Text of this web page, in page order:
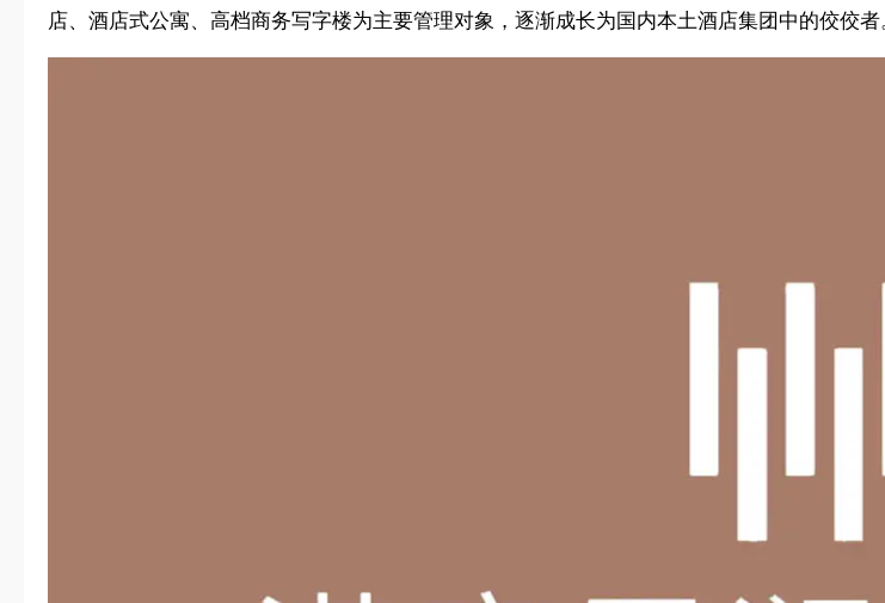
店、酒店式公寓、高档商务写字楼为主要管理对象，逐渐成长为国内本土酒店集团中的佼佼者